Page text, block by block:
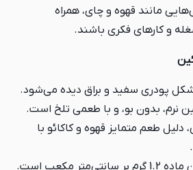
مانند قهوه و چای، همراه
و کارهای فکری باشند.
پودری سفید و براق دیده می‌شود.
نرم، بدون بو، و با طعمی تلخ است.
طعم متمایز قهوه و کاکائو با
مکعب است.